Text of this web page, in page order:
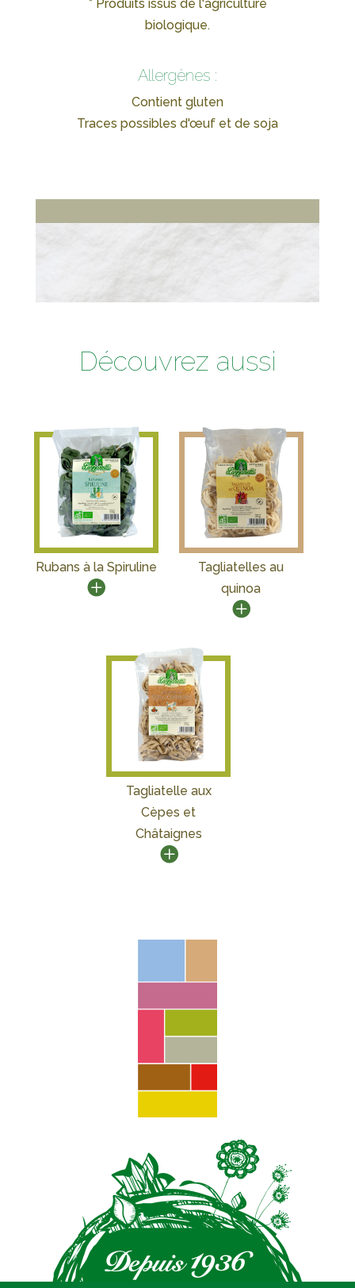
* Produits issus de l'agriculture
biologique.
Allergènes :
Contient gluten
Traces possibles d'œuf et de soja
Découvrez aussi
Rubans à la Spiruline
Tagliatelles au
quinoa
Tagliatelle aux
Cèpes et
Châtaignes